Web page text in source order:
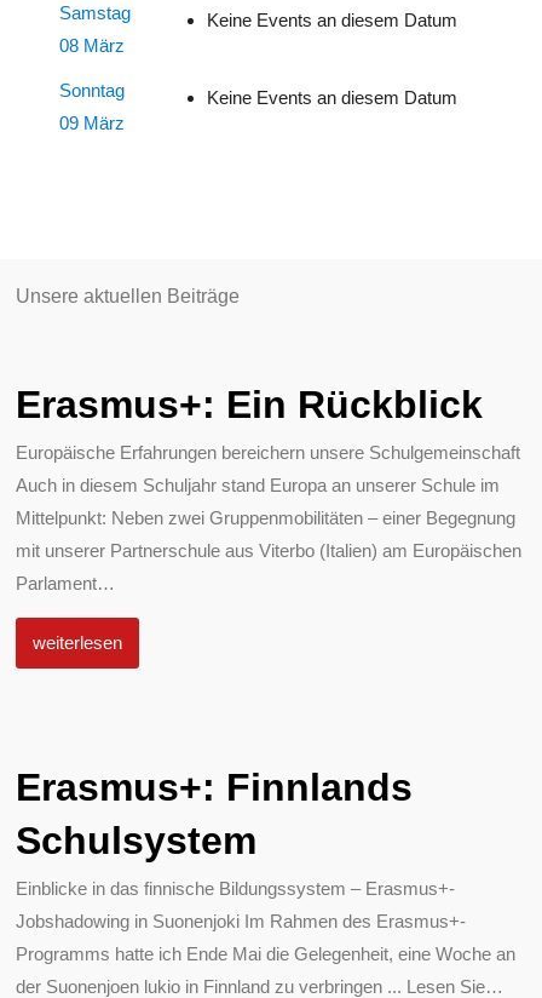
Samstag
08 März
Keine Events an diesem Datum
Sonntag
09 März
Keine Events an diesem Datum
Unsere aktuellen Beiträge
Erasmus+: Ein Rückblick
Europäische Erfahrungen bereichern unsere Schulgemeinschaft
Auch in diesem Schuljahr stand Europa an unserer Schule im
Mittelpunkt: Neben zwei Gruppenmobilitäten – einer Begegnung
mit unserer Partnerschule aus Viterbo (Italien) am Europäischen
Parlament…
weiterlesen
Erasmus+: Finnlands
Schulsystem
Einblicke in das finnische Bildungssystem – Erasmus+-
Jobshadowing in Suonenjoki Im Rahmen des Erasmus+-
Programms hatte ich Ende Mai die Gelegenheit, eine Woche an
der Suonenjoen lukio in Finnland zu verbringen ... Lesen Sie…